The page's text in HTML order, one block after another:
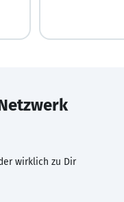
wirklich zu Dir